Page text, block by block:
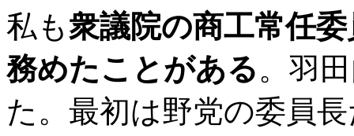
私も衆議院の商工常任
務めたことがある。羽
た。最初は野党の委員